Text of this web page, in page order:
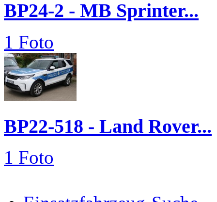
BP24-2 - MB Sprinter...
1 Foto
BP22-518 - Land Rover...
1 Foto